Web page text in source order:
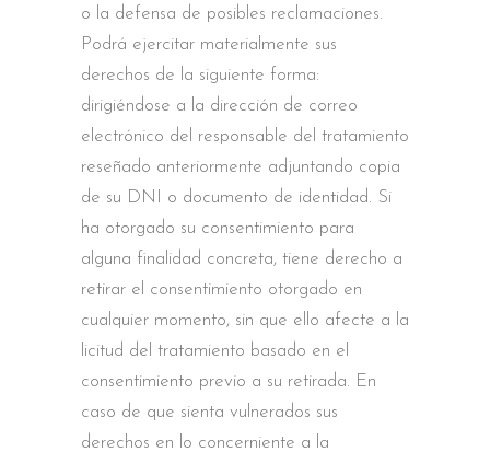
o la defensa de posibles reclamaciones.
Podrá ejercitar materialmente sus
derechos de la siguiente forma:
dirigiéndose a la dirección de correo
electrónico del responsable del tratamiento
reseñado anteriormente adjuntando copia
de su DNI o documento de identidad. Si
ha otorgado su consentimiento para
alguna finalidad concreta, tiene derecho a
retirar el consentimiento otorgado en
cualquier momento, sin que ello afecte a la
licitud del tratamiento basado en el
consentimiento previo a su retirada. En
caso de que sienta vulnerados sus
derechos en lo concerniente a la